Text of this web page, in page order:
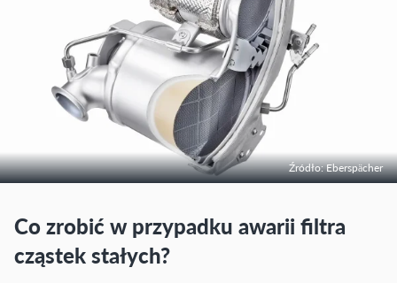
Źródło: Eberspächer
Co zrobić w przypadku awarii filtra
cząstek stałych?